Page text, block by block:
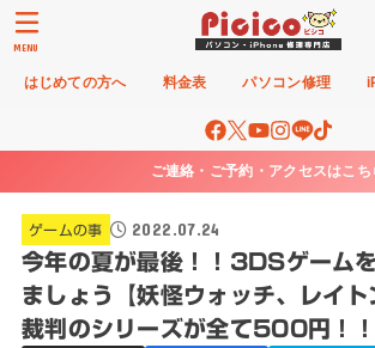
はじめての方へ 料金表 パソコン修理
MENU
ご連絡・ご予約・アクセスはこち
ゲームの事 2022.07.24
今年の夏が最後！！3DSゲーム
ましょう【妖怪ウォッチ、レイ
裁判のシリーズが全て500円！！